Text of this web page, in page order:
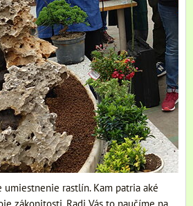
rastlín. Kam patria aké
zákonitosti. Radi Vás to naučíme na